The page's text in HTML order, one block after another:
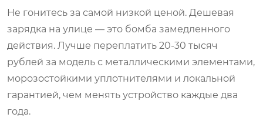
Не гонитесь за самой низкой ценой. Дешевая
зарядка на улице — это бомба замедленного
действия. Лучше переплатить 20-30 тысяч
рублей за модель с металлическими элементами,
морозостойкими уплотнителями и локальной
гарантией, чем менять устройство каждые два
года.